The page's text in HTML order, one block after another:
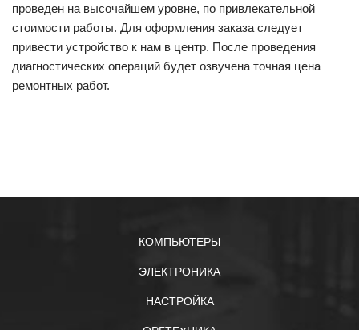
проведен на высочайшем уровне, по привлекательной
стоимости работы. Для оформления заказа следует
привести устройство к нам в центр. После проведения
диагностических операций будет озвучена точная цена
ремонтных работ.
КОМПЬЮТЕРЫ
ЭЛЕКТРОНИКА
НАСТРОЙКА